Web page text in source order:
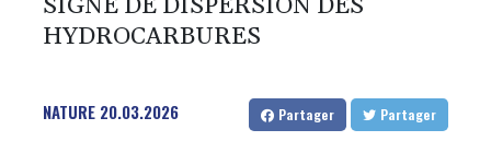
SIGNE DE DISPERSION DES
HYDROCARBURES
NATURE 20.03.2026 Partager Partager